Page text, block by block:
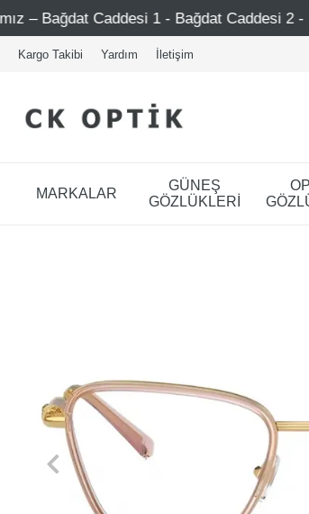
1 - Bağdat Caddesi 2 - Nişantaşı –
Kargo Takibi Yardım İletişim
MARKALAR
GÜNEŞ
GÖZLÜKLERİ